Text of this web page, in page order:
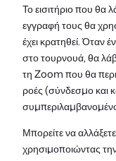
Το εισιτήριο που θα
εγγραφή τους θα
έχει κρατηθεί. Όταν
στο τουρνουά, θα
τη Zoom που θα
ροές (σύνδεσμο και
Μπορείτε να
χρησιμοποιώντας